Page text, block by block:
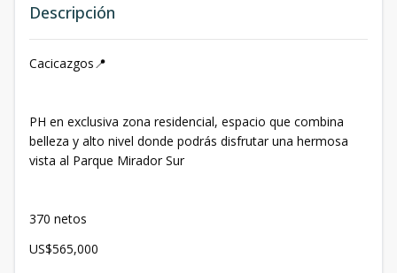
Descripción
Cacicazgos📍
PH en exclusiva zona residencial, espacio que combina
belleza y alto nivel donde podrás disfrutar una hermosa
vista al Parque Mirador Sur
370 netos
US$565,000